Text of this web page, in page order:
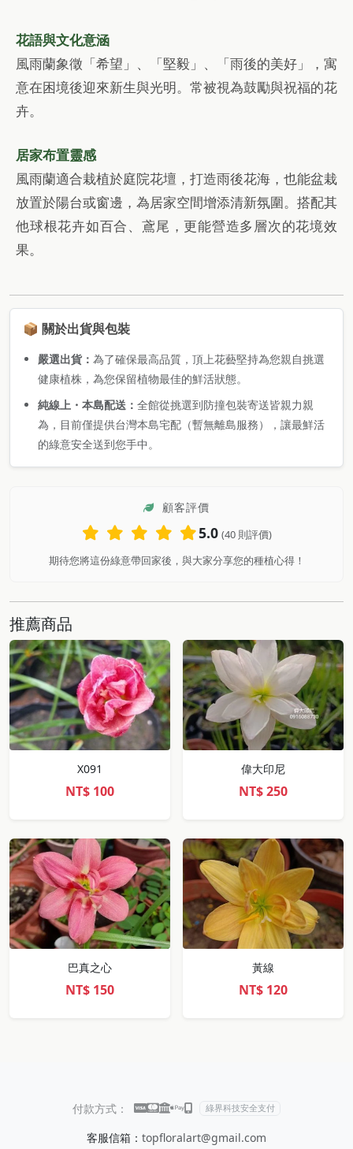
花語與文化意涵
風雨蘭象徵「希望」、「堅毅」、「雨後的美好」，寓
意在困境後迎來新生與光明。常被視為鼓勵與祝福的花
卉。
居家布置靈感
風雨蘭適合栽植於庭院花壇，打造雨後花海，也能盆栽
放置於陽台或窗邊，為居家空間增添清新氛圍。搭配其
他球根花卉如百合、鳶尾，更能營造多層次的花境效
果。
📦 關於出貨與包裝
嚴選出貨：為了確保最高品質，頂上花藝堅持為您親自挑選
健康植株，為您保留植物最佳的鮮活狀態。
純線上・本島配送：全館從挑選到防撞包裝寄送皆親力親
為，目前僅提供台灣本島宅配（暫無離島服務），讓最鮮活
的綠意安全送到您手中。
顧客評價
5.0 (40 則評價)
期待您將這份綠意帶回家後，與大家分享您的種植心得！
推薦商品
X091
NT$ 100
偉大印尼
NT$250
巴真之心
NT$ 150
黃線
NT$ 120
付款方式： 綠界科技安全支付
客服信箱： topfloralart@gmail.com